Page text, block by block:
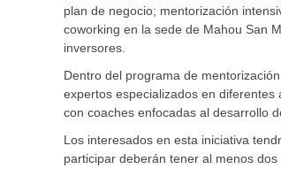
plan de negocio; mentorización
coworking en la sede de Mahou San
inversores.
Dentro del programa de
expertos especializados en
con coaches enfocadas al desarrollo
Los interesados en esta iniciativa
participar deberán tener al menos